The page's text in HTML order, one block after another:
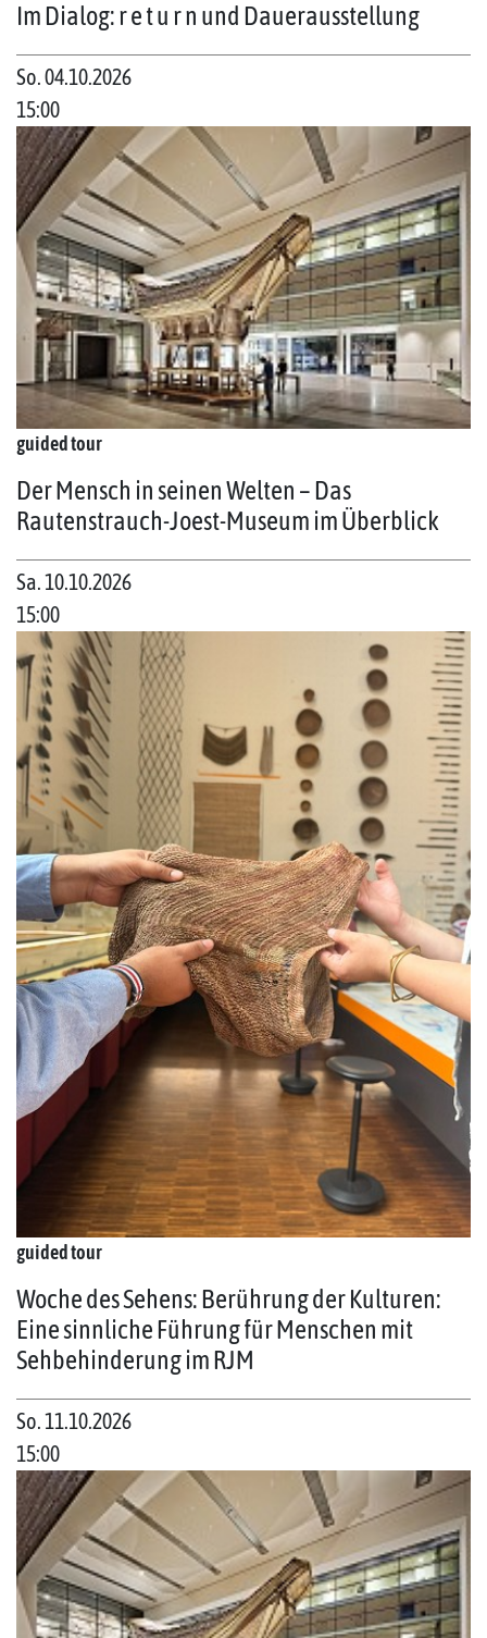
Im Dialog: r e t u r n und Dauerausstellung
So. 04.10.2026
15:00
guided tour
Der Mensch in seinen Welten – Das
Rautenstrauch-Joest-Museum im Überblick
Sa. 10.10.2026
15:00
guided tour
Woche des Sehens: Berührung der Kulturen:
Eine sinnliche Führung für Menschen mit
Sehbehinderung im RJM
So. 11.10.2026
15:00